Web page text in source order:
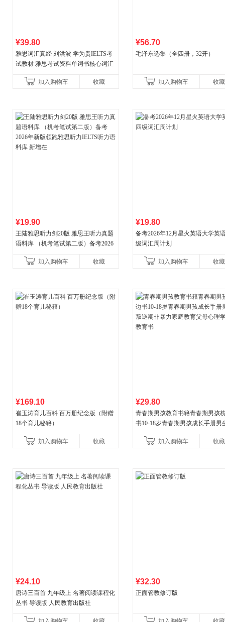
¥39.80
雅思词汇真经 刘洪波 学为贵IELTS考
试教材 雅思考试资料单词书核心词汇
加入购物车
收藏
¥56.70
毛泽东选集（全四册，32开）
加入购物车 收藏
¥19.90
王陆雅思听力剑20版 雅思王听力真题
语料库 （机考笔试第二版）备考2026
新增在
加入购物车 收藏
¥19.80
备考2026年12月星火英语大学英
级词汇周计划
加入购物车 收藏
¥169.10
崔玉涛育儿百科 百万册纪念版（附赠
18个育儿秘籍）
加入购物车 收藏
¥29.80
青春期男孩教育书籍青春期男孩
书10-18岁青春期男孩成长手册男
育书
加入购物车 收藏
¥24.10
唐诗三百首 九年级上 名著阅读课程化
丛书 导读版 人民教育出版社
¥32.30
正面管教修订版